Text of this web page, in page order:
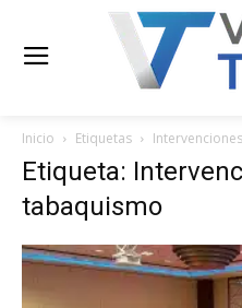
Inicio Etiquetas
Etiqueta:
tabaquismo